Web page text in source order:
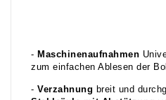
- Maschinenaufnahmen
zum einfachen Ablesen der
- Verzahnung breit und